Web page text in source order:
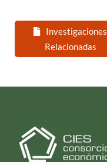
Investigaciones
Relacionadas